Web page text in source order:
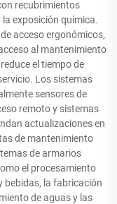
recubrimientos
exposición química.
acceso ergonómicos,
al mantenimiento
el tiempo de
Los sistemas
sensores de
remoto y sistemas
actualizaciones en
de mantenimiento
de armarios
el procesamiento
bebidas, la fabricación
de aguas y las